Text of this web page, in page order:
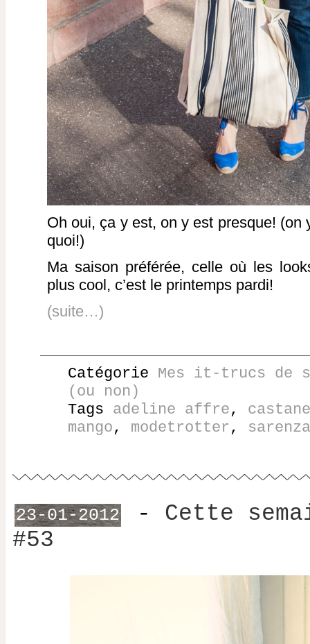
Oh oui, ça y est, on y est presque! (on
quoi!)
Ma saison préférée, celle où les
plus cool, c’est le printemps pardi!
(suite…)
Catégorie Mes it-trucs de
(ou non)
Tags adeline affre,
mango, modetrotter, sarenza
23-01-2012 - Cette
#53